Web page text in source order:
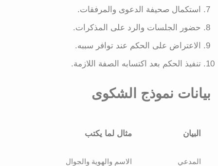
استكمال صحيفة الدعوى والمرفقات.
حضور الجلسات والرد على المذكرات.
الاعتراض على الحكم عند توافر سببه.
تنفيذ الحكم بعد اكتسابه الصفة اللازمة.
بيانات نموذج الشكوى
البيان مثال لما يكتب
المدعي الاسم والهوية والجوال